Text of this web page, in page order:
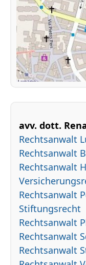
avv. dott.
Rechtsanwalt
Rechtsanwalt
Rechtsanwalt
Rechtsanwalt
Stiftungsrecht
Rechtsanwalt
Rechtsanwalt
Rechtsanwalt